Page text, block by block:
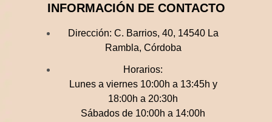
INFORMACIÓN DE CONTACTO
Dirección: C. Barrios, 40, 14540 La
Rambla, Córdoba
Horarios:
Lunes a viernes 10:00h a 13:45h y
18:00h a 20:30h
Sábados de 10:00h a 14:00h